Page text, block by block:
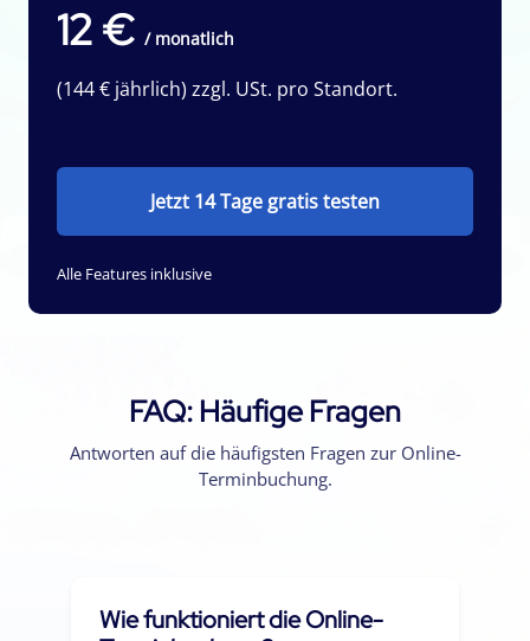
12 € / monatlich
(144 € jährlich) zzgl. USt. pro Standort.
Jetzt 14 Tage gratis testen
Alle Features inklusive
FAQ: Häufige Fragen
Antworten auf die häufigsten Fragen zur Online-
Terminbuchung.
Wie funktioniert die Online-